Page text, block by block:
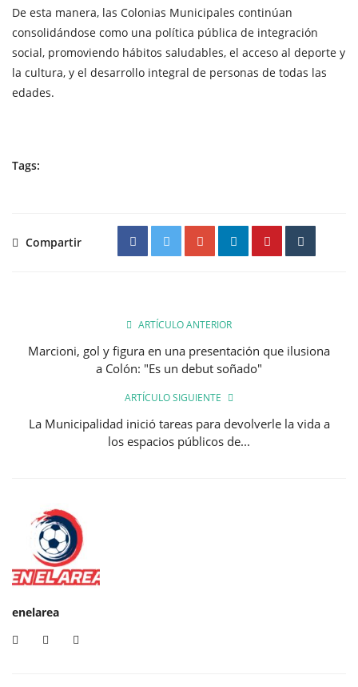
De esta manera, las Colonias Municipales continúan
consolidándose como una política pública de integración
social, promoviendo hábitos saludables, el acceso al deporte y
la cultura, y el desarrollo integral de personas de todas las
edades.
Tags:
Compartir
ARTÍCULO ANTERIOR
Marcioni, gol y figura en una presentación que ilusiona
a Colón: "Es un debut soñado"
ARTÍCULO SIGUIENTE
La Municipalidad inició tareas para devolverle la vida a
los espacios públicos de...
enelarea